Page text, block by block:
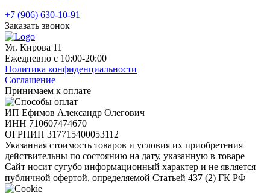
+7 (906) 630-10-91
Заказать звонок
Ул. Кирова 11
Ежедневно с 10:00-20:00
Политика конфиденциальности
Соглашение
Принимаем к оплате
ИП Ефимов Александр Олегович
ИНН 710607474670
ОГРНИП 317715400053112
Указанная стоимость товаров и условия их приобретения
действительны по состоянию на дату, указанную в товаре
Сайт носит сугубо информационный характер и не является
публичной офертой, определяемой Статьей 437 (2) ГК РФ